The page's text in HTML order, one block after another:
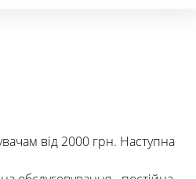
від 2000 грн. Наступна